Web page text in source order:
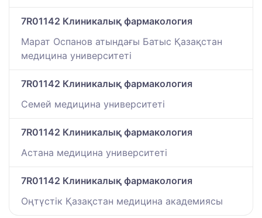
7R01142 Клиникалық фармакология
Марат Оспанов атындағы Батыс Қазақстан
медицина университеті
7R01142 Клиникалық фармакология
Семей медицина университеті
7R01142 Клиникалық фармакология
Астана медицина университеті
7R01142 Клиникалық фармакология
Оңтүстік Қазақстан медицина академиясы